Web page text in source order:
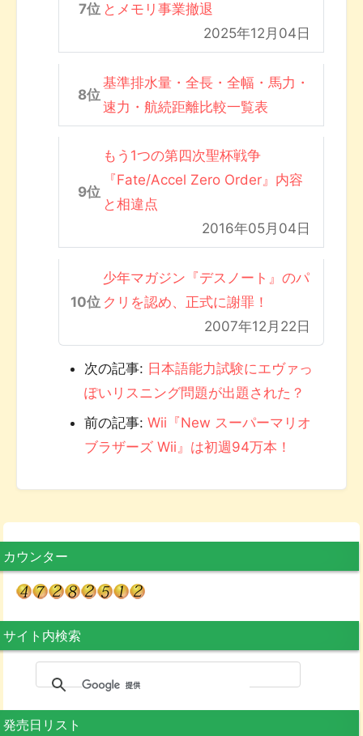
とメモリ事業撤退
2025年12月04日
基準排水量・全長・全幅・馬力・
速力・航続距離比較一覧表
もう1つの第四次聖杯戦争
『Fate/Accel Zero Order』内容
と相違点
2016年05月04日
少年マガジン『デスノート』のパ
クリを認め、正式に謝罪！
2007年12月22日
次の記事: 日本語能力試験にエヴァっ
ぽいリスニング問題が出題された？
前の記事: Wii『New スーパーマリオ
ブラザーズ Wii』は初週94万本！
カウンター
サイト内検索
発売日リスト